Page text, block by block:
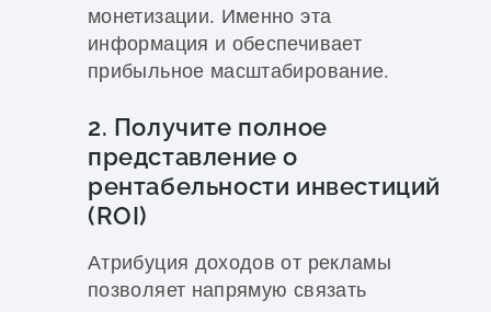
монетизации. Именно эта
информация и обеспечивает
прибыльное масштабирование.
2. Получите полное
представление о
рентабельности инвестиций
(ROI)
Атрибуция доходов от рекламы
позволяет напрямую связать